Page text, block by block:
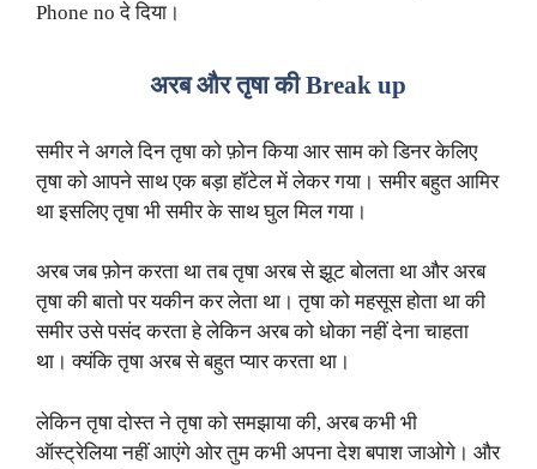
Phone no दे दिया।
अरब और तृषा की Break up
समीर ने अगले दिन तृषा को फ़ोन किया आर साम को डिनर केलिए
तृषा को आपने साथ एक बड़ा हॉटेल में लेकर गया। समीर बहुत आमिर
था इसलिए तृषा भी समीर के साथ घुल मिल गया।
अरब जब फ़ोन करता था तब तृषा अरब से झूट बोलता था और अरब
तृषा की बातो पर यकीन कर लेता था। तृषा को महसूस होता था की
समीर उसे पसंद करता हे लेकिन अरब को धोका नहीं देना चाहता
था। क्यंकि तृषा अरब से बहुत प्यार करता था।
लेकिन तृषा दोस्त ने तृषा को समझाया की, अरब कभी भी
ऑस्ट्रेलिया नहीं आएंगे ओर तुम कभी अपना देश बपाश जाओगे। और